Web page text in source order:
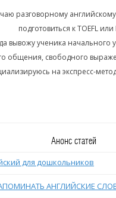
разговорному
подготовиться к TOEFL или
вывожу ученика начального
общения, свободного
на экспресс-
Анонс статей
для дошкольников
АНГЛИЙСКИЕ